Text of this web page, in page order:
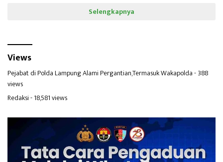
Selengkapnya
Views
Pejabat di Polda Lampung Alami Pergantian,Termasuk Wakapolda- 388
views
Redaksi- 18,581 views